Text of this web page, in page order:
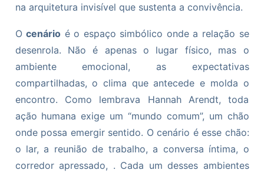
na arquitetura invisível que sustenta a convivência.
Ocenário é o espaço simbólico onde a relação se
desenrola. Não é apenas o lugar físico, mas o
ambiente emocional, as expectativas
compartilhadas, o clima que antecede e molda o
encontro. Como lembrava Hannah Arendt, toda
ação humana exige um “mundo comum”, um chão
onde possa emergir sentido. O cenário é esse chão:
o lar, a reunião de trabalho, a conversa íntima, o
corredor apressado, . Cada um desses ambientes